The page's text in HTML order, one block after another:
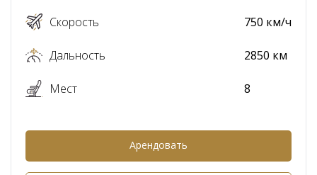
Скорость
Дальность
Мест
750 км/ч
2850 км
8
Арендовать